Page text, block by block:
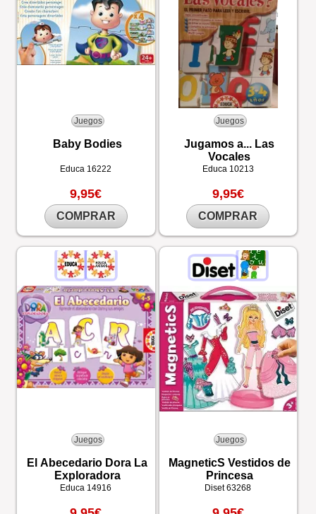
Juegos
Baby Bodies
Educa 16222
9,95€
COMPRAR
Juegos
Jugamos a... Las
Vocales
Educa 10213
9,95€
COMPRAR
Juegos
El Abecedario Dora La
Exploradora
Educa 14916
Juegos
MagneticS Vestidos de
Princesa
Diset63268